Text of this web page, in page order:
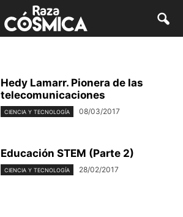
Hedy Lamarr. Pionera de las
telecomunicaciones
CIENCIA Y TECNOLOGÍA 08/03/2017
Educación STEM (Parte 2)
CIENCIA Y TECNOLOGÍA 28/02/2017